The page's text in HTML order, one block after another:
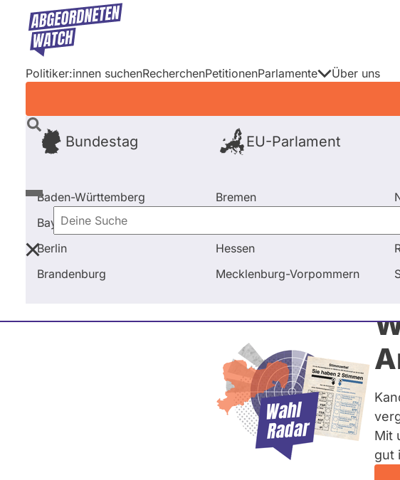
Direkt
Inhalt
Politiker:innen suchenRecherchenPetitionenParlamente
Bundestag EU-Parlament
Baden-Württemberg
Bayern
Berlin
Brandenburg
Bremen
Hessen
Mecklenburg-Vorpommern
Über uns
Deine
Suche
Mit
gut
Startseite Frage stellen Dominik Mozzicato Fragen und
Dominik
Dieser Politiker hat kein aktuelles und kein
Mandat und keine Direktandidatur auf
oder EU-Ebene. Mögliche Kandidaturen über
Wahlliste werden bei uns nicht erfasst.